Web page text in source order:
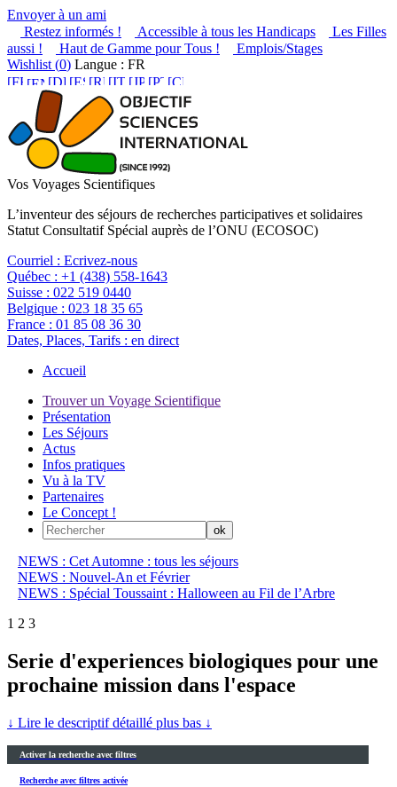
Envoyer à un ami
Restez informés !
Accessible à tous les Handicaps
Les Filles
aussi !
Haut de Gamme pour Tous !
Emplois/Stages
Wishlist (0) Langue : FR
Vos Voyages Scientifiques
L’inventeur des séjours de recherches participatives et solidaires
Statut Consultatif Spécial auprès de l’ONU (ECOSOC)
Courriel : Ecrivez-nous
Québec : +1 (438) 558-1643
Suisse : 022 519 0440
Belgique : 023 18 35 65
France : 01 85 08 36 30
Dates, Places, Tarifs : en direct
Accueil
Trouver un Voyage Scientifique
Présentation
Les Séjours
Actus
Infos pratiques
Vu à la TV
Partenaires
Le Concept !
NEWS : Cet Automne : tous les séjours
NEWS : Nouvel-An et Février
NEWS : Spécial Toussaint : Halloween au Fil de l’Arbre
1 2 3
Serie d'experiences biologiques pour une
prochaine mission dans l'espace
↓ Lire le descriptif détaillé plus bas ↓
Activer la recherche avec filtres
Recherche avec filtres activée